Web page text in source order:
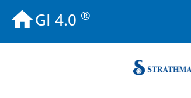
GI 4.0 ®